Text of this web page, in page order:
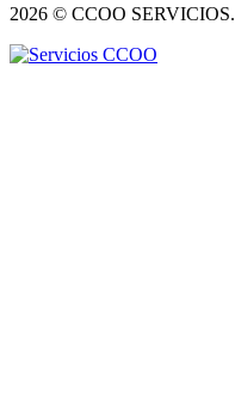
2026 © CCOO SERVICIOS.